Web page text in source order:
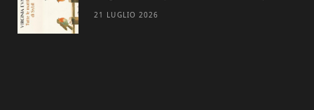
21 LUGLIO 2026